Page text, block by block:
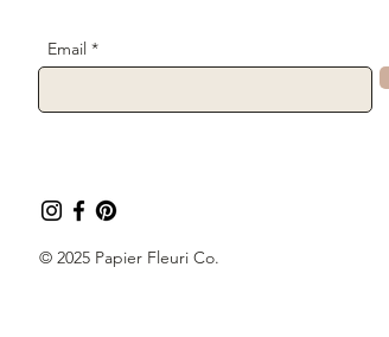
Email
© 2025 Papier Fleuri Co.